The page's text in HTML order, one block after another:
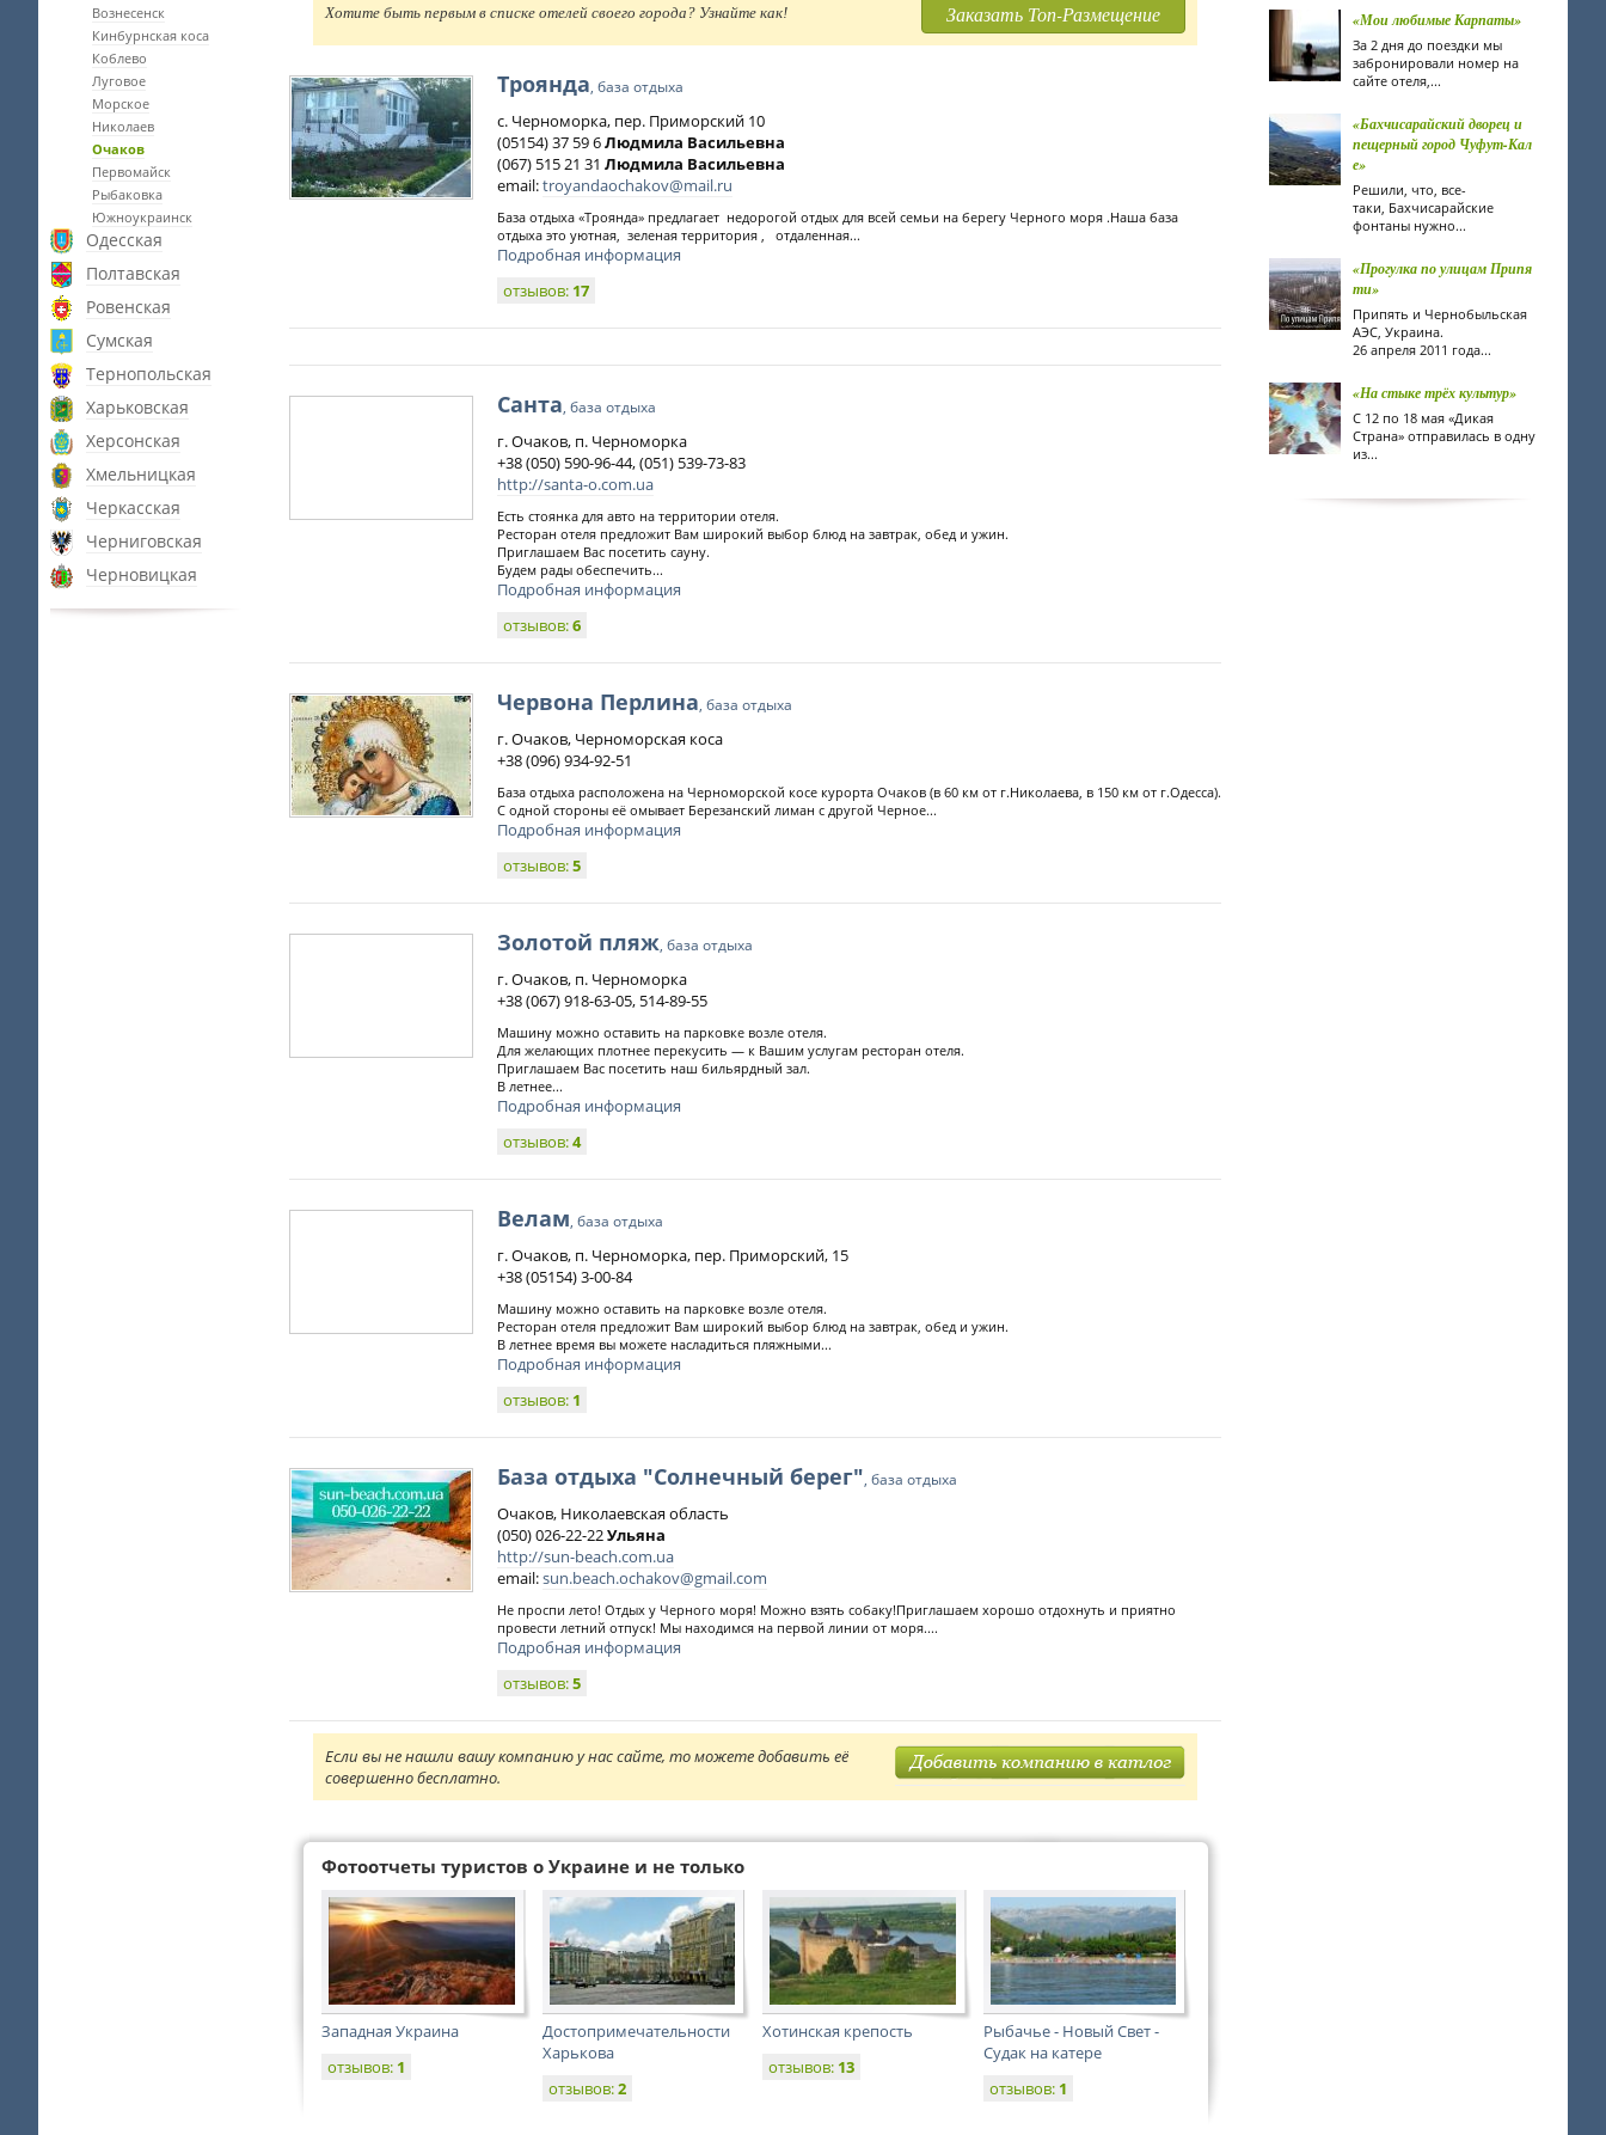
Вознесенск
Кинбурнская коса
Коблево
Луговое
Морское
Николаев
Очаков
Первомайск
Рыбаковка
Южноукраинск
Одесская
Полтавская
Ровенская
Сумская
Тернопольская
Харьковская
Херсонская
Хмельницкая
Черкасская
Черниговская
Черновицкая
Хотите быть первым в списке отелей своего города? Узнайте как! Заказать Топ-Размещение
Троянда, база отдыха
с. Черноморка, пер. Приморский 10
(05154) 37 59 6Людмила Васильевна
(067) 515 21 31 Людмила Васильевна
email:troyandaochakov@mail.ru
База отдыха «Троянда» предлагает недорогой отдых для всей семьи на берегу Черного моря .Наша база
отдыха это уютная, зеленая территория , отдаленная...
Подробная информация
отзывов: 17
Санта, база отдыха
г. Очаков, п. Черноморка
+38 (050) 590-96-44, (051) 539-73-83
http://santa-o.com.ua
Есть стоянка для авто на территории отеля.
Ресторан отеля предложит Вам широкий выбор блюд на завтрак, обед и ужин.
Приглашаем Вас посетить сауну.
Будем рады обеспечить...
Подробная информация
отзывов:6
Червона Перлина, база отдыха
г. Очаков, Черноморская коса
+38 (096) 934-92-51
База отдыха расположена на Черноморской косе курорта Очаков (в 60 км от г.Николаева, в 150 км от г.Одесса).
С одной стороны её омывает Березанский лиман с другой Черное...
Подробная информация
отзывов:5
Золотой пляж, база отдыха
г. Очаков, п. Черноморка
+38 (067) 918-63-05, 514-89-55
Машину можно оставить на парковке возле отеля.
Для желающих плотнее перекусить — к Вашим услугам ресторан отеля.
Приглашаем Вас посетить наш бильярдный зал.
В летнее...
Подробная информация
отзывов:4
Велам, база отдыха
г. Очаков, п. Черноморка, пер. Приморский, 15
+38 (05154) 3-00-84
Машину можно оставить на парковке возле отеля.
Ресторан отеля предложит Вам широкий выбор блюд на завтрак, обед и ужин.
В летнее время вы можете насладиться пляжными...
Подробная информация
отзывов: 1
База отдыха "Солнечный берег", база отдыха
Очаков, Николаевская область
(050) 026-22-22Ульяна
http://sun-beach.com.ua
email:sun.beach.ochakov@gmail.com
Не проспи лето! Отдых у Черного моря! Можно взять собаку!Приглашаем хорошо отдохнуть и приятно
провести летний отпуск! Мы находимся на первой линии от моря....
Подробная информация
отзывов:5
Если вы не нашли вашу компанию у нас сайте, то можете добавить её
совершенно бесплатно.
Фотоотчеты туристов о Украине и не только
Западная Украина
отзывов: 1
Достопримечательности
Харькова
отзывов:2
Хотинская крепость
отзывов: 13
Рыбачье - Новый Свет -
Судак на катере
отзывов: 1
«Мои любимые Карпаты»
За 2 дня до поездки мы
забронировали номер на
сайте отеля,...
«Бахчисарайский дворец и
пещерный город Чуфут-Кал
е»
Решили, что, все-
таки, Бахчисарайские
фонтаны нужно...
«Прогулка по улицам Припя
ти»
Припять и Чернобыльская
АЭС, Украина.
26 апреля 2011 года...
«На стыке трёх культур»
С 12 по 18 мая «Дикая
Страна» отправилась в одну
из...